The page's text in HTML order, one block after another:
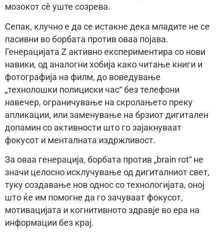
мозокот сè уште созрева.
Сепак, клучно е да се истакне дека младите не се
пасивни во борбата против оваа појава.
Генерацијата Z активно експериментира со нови
навики, од аналогни хобија како читање книги и
фотографија на филм, до воведување
„технолошки полициски час“ без телефони
навечер, ограничување на скролањето преку
апликации, или заменување на брзиот дигитален
допамин со активности што го зајакнуваат
фокусот и менталната издржливост.
За оваа генерација, борбата против „brain rot“ не
значи целосно исклучување од дигиталниот свет,
туку создавање нов однос со технологијата, оној
што ќе им помогне да го зачуваат фокусот,
мотивацијата и когнитивното здравје во ера на
информации без крај.